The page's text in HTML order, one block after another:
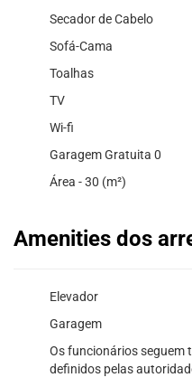
Secador de Cabelo
Sofá-Cama
Toalhas
TV
Wi-fi
Garagem Gratuita 0
Área - 30 (m²)
Amenities dos
Elevador
Garagem
Os funcionários seguem
definidos pelas